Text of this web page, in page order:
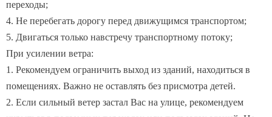
4. Не перебегать дорогу перед движущимся транспортом;
5. Двигаться только навстречу транспортному потоку;
При усилении ветра:
1. Рекомендуем ограничить выход из зданий, находиться в
помещениях. Важно не оставлять без присмотра детей.
2. Если сильный ветер застал Вас на улице, рекомендуем
укрыться в подземных переходах или подъездах зданий. Не